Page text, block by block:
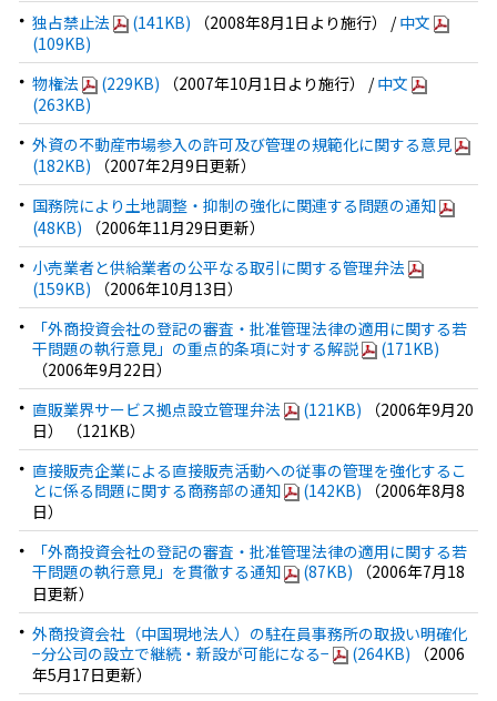
独占禁止法
(141KB) （2008年8月1日より施行） /中文
(109KB)
物権法
(229KB) （2007年10月1日より施行） /中文
(263KB)
外資の不動産市場参入の許可及び管理の規範化に関する意見
(182KB) （2007年2月9日更新）
国務院により土地調整・抑制の強化に関連する問題の通知
(48KB) （2006年11月29日更新）
小売業者と供給業者の公平なる取引に関する管理弁法
(159KB) （2006年10月13日）
「外商投資会社の登記の審査・批准管理法律の適用に関する若
干問題の執行意見」の重点的条項に対する解説
(171KB)
（2006年9月22日）
直販業界サービス拠点設立管理弁法
(121KB) （2006年9月20
日） （121KB）
直接販売企業による直接販売活動への従事の管理を強化するこ
とに係る問題に関する商務部の通知
(142KB) （2006年8月8
日）
「外商投資会社の登記の審査・批准管理法律の適用に関する若
干問題の執行意見」を貫徹する通知
(87KB) （2006年7月18
日更新）
外商投資会社（中国現地法人）の駐在員事務所の取扱い明確化
−分公司の設立で継続・新設が可能になる−
(264KB) （2006
年5月17日更新）